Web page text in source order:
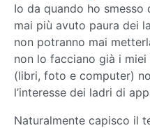
Io da quando ho smesso
mai più avuto paura dei
non potranno mai
non lo facciano già i
(libri, foto e computer)
l’interesse dei ladri di
Naturalmente capisco il